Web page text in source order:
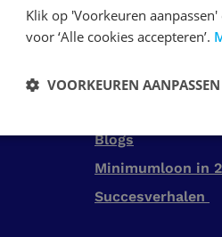
Open sollicitatie
Verzuimprotocol
Blogs
Minimumloon in
Succesverhalen
Klik op 'Voorkeuren
voor ‘Alle cookies accepteren’.
VOORKEUREN AANPASSEN